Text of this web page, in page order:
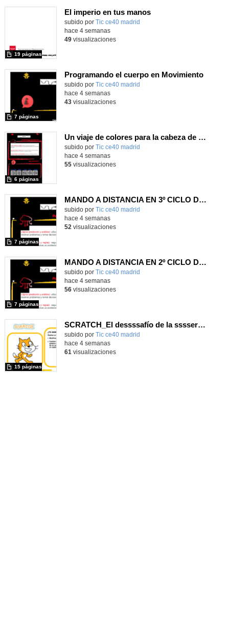
El imperio en tus manos
subido por Tic ce40 madrid
19 páginas
hace 4 semanas
49visualizaciones
Programando el cuerpo en Movimiento
subido por Tic ce40 madrid
7 páginas
hace 4 semanas
43visualizaciones
Un viaje de colores para la cabeza de Robix
subido por Tic ce40 madrid
6 páginas
hace 4 semanas
55visualizaciones
MANDO A DISTANCIA EN 3º CICLO DE PRIMARIA
subido por Tic ce40 madrid
7 páginas
hace 4 semanas
52 visualizaciones
MANDO A DISTANCIA EN 2º CICLO DE PRIMARIA
subido por Tic ce40 madrid
7 páginas
hace 4 semanas
56visualizaciones
SCRATCH_El dessssafío de la sssserpiente
subido por Tic ce40 madrid
15 páginas
hace 4 semanas
61 visualizaciones